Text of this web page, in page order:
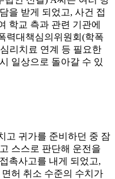
을 받게 되었고, 사건 접
학교 측과 관련 기관에
력대책심의위원회(학폭
리치료 연계 등 필요한
일상으로 돌아갈 수 있
고 귀가를 준비하던 중 잠
스스로 판단해 운전을
촉사고를 내게 되었고,
허 취소 수준의 수치가